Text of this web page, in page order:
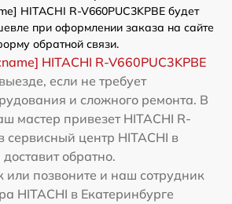
HITACHI R-V660PUC3KPBE будет
при оформлении заказа на сайте
обратной связи.
HITACHI R-V660PUC3KPBE
если не требует
и сложного ремонта. В
мастер привезет HITACHI R-
сервисный центр HITACHI в
обратно.
или позвоните и наш сотрудник
HITACHI в Екатеринбурге